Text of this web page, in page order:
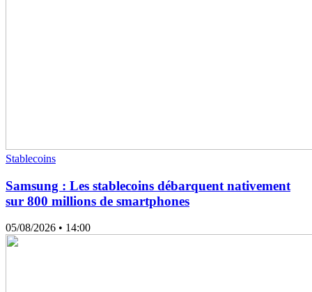
Stablecoins
Samsung : Les stablecoins débarquent nativement
sur 800 millions de smartphones
05/08/2026 • 14:00